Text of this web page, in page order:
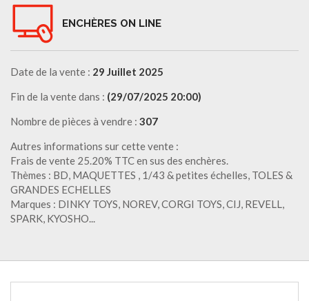
ENCHÈRES ON LINE
Date de la vente : 29 Juillet 2025
Fin de la vente dans : (29/07/2025 20:00)
Nombre de pièces à vendre : 307
Autres informations sur cette vente :
Frais de vente 25.20% TTC en sus des enchères.
Thèmes : BD, MAQUETTES , 1/43 & petites échelles, TOLES &
GRANDES ECHELLES
Marques : DINKY TOYS, NOREV, CORGI TOYS, CIJ, REVELL,
SPARK, KYOSHO...